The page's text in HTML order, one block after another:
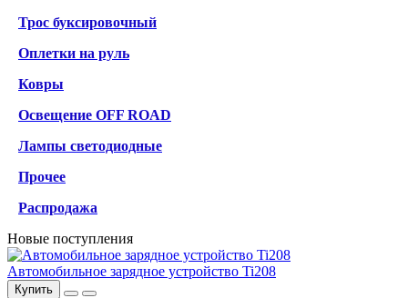
Трос буксировочный
Оплетки на руль
Ковры
Освещение OFF ROAD
Лампы светодиодные
Прочее
Распродажа
Новые поступления
Автомобильное зарядное устройство Ti208
Купить